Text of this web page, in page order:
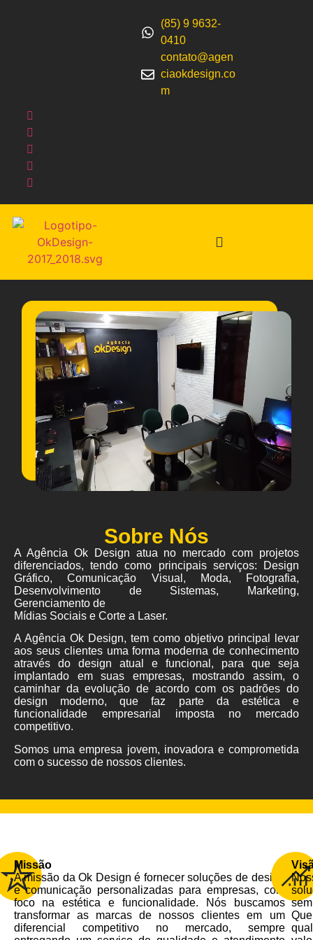
(85) 9 9632-
0410
contato@agen
ciaokdesign.co
m
Sobre Nós
A Agência Ok Design atua no mercado com projetos
diferenciados, tendo como principais serviços: Design
Gráfico, Comunicação Visual, Moda, Fotografia,
Desenvolvimento de Sistemas, Marketing,
Gerenciamento de
Mídias Sociais e Corte a Laser.
A Agência Ok Design, tem como objetivo principal levar
aos seus clientes uma forma moderna de conhecimento
através do design atual e funcional, para que seja
implantado em suas empresas, mostrando assim, o
caminhar da evolução de acordo com os padrões do
design moderno, que faz parte da estética e
funcionalidade empresarial imposta no mercado
competitivo.
Somos uma empresa jovem, inovadora e comprometida
com o sucesso de nossos clientes.
Missão
A missão da Ok Design é fornecer soluções de design
e comunicação personalizadas para empresas, com
foco na estética e funcionalidade. Nós buscamos
transformar as marcas de nossos clientes em um
diferencial competitivo no mercado, sempre